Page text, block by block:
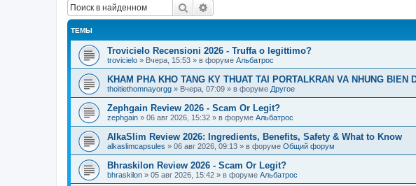
Поиск
ТЕМЫ
Trovicielo Recensioni 2026 - Truffa o legittimo?
trovicielo » Вчера, 15:53 » в форуме Альбатрос
KHAM PHA KHO TANG KY THUAT TAI PORTALKRAN VA NHUNG BIEN
thoitiethomnayorgg » Вчера, 07:09 » в форуме Другое
Zephgain Review 2026 - Scam Or Legit?
zephgain » 06 авг 2026, 15:32 » в форуме Альбатрос
AlkaSlim Review 2026: Ingredients, Benefits, Safety & What to Know
alkaslimcapsules » 06 авг 2026, 09:13 » в форуме Общий форум
Bhraskilon Review 2026 - Scam Or Legit?
bhraskilon » 05 авг 2026, 15:42 » в форуме Альбатрос